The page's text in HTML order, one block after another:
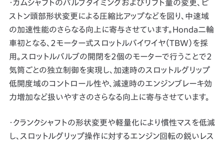
・カムシャフトのバルブタイミングおよびリフト量の変更、ピ
ストン頭部形状変更による圧縮比アップなどを図り、中速域
の加速性能のさらなる向上に寄与させています。Honda二輪
車初となる、2モーター式スロットルバイワイヤ（TBW）を採
用。スロットルバルブの開閉を2個のモーターで行うことで2
気筒ごとの独立制御を実現し、加速時のスロットルグリップ
低開度域のコントロール性や、減速時のエンジンブレーキ効
力増加など扱いやすさのさらなる向上に寄与させています。
・クランクシャフトの形状変更や軽量化により慣性マスを低減
し、スロットルグリップ操作に対するエンジン回転の鋭いレス